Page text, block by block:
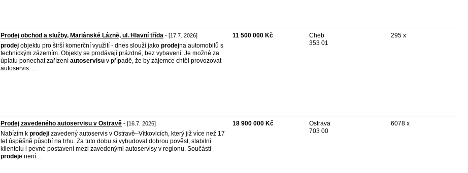
Prodej obchod a služby, Mariánské Lázně, ul. Hlavní třída - [17.7. 2026]
prodej objektu pro širší komerční využití - dnes slouží jako prodejna automobilů s
technickým zázemím. Objekty se prodávají prázdné, bez vybavení. Je možné za
úplatu ponechat zařízení autoservisu v případě, že by zájemce chtěl provozovat
autoservis. ...
11 500 000 Kč
Cheb
353 01
295 x
Prodej zavedeného autoservisu v Ostravě - [16.7. 2026]
Nabízím k prodeji zavedený autoservis v Ostravě–Vítkovicích, který již více než 17
let úspěšně působí na trhu. Za tuto dobu si vybudoval dobrou pověst, stabilní
klientelu i pevné postavení mezi zavedenými autoservisy v regionu. Součástí
prodeje není ...
18 900 000 Kč
Ostrava
703 00
6078 x